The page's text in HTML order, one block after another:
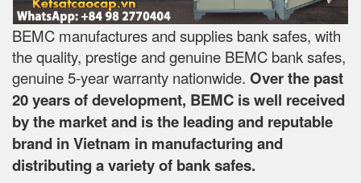
BEMC manufactures and supplies bank safes, with
the quality, prestige and genuine BEMC bank safes,
genuine 5-year warranty nationwide. Over the past
20 years of development, BEMC is well received
by the market and is the leading and reputable
brand in Vietnam in manufacturing and
distributing a variety of bank safes.